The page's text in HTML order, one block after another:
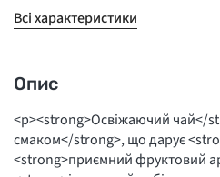
Всі характеристики
Опис
<p><strong>Освіжаючий чай</
смаком</strong>, що дарує
<strong>приємний фруктовий